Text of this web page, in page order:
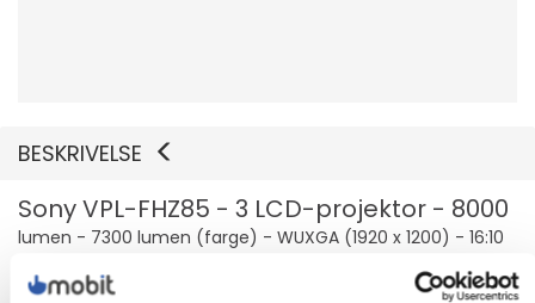
BESKRIVELSE
Sony VPL-FHZ85 - 3 LCD-projektor - 8000
lumen - 7300 lumen (farge) - WUXGA (1920 x 1200) - 16:10